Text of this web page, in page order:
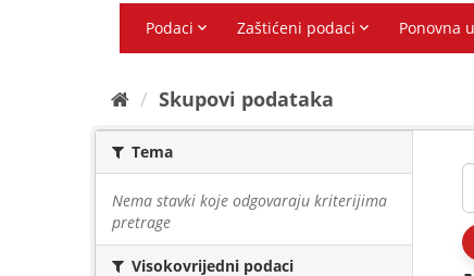
Skupovi podаtаkа
Tema
Nema stavki koje odgovaraju kriterijima
pretrage
Visokovrijedni podaci